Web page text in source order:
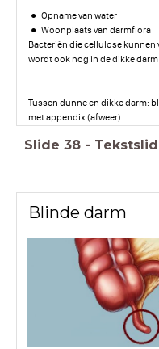
Opname van water
Woonplaats van darmflora
Bacteriën die cellulose
wordt ook nog in de dikke darm
Tussen dunne en dikke darm:
met appendix (afweer)
Slide 38 -
Blinde darm